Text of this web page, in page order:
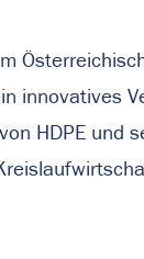
innovatives
HDPE und